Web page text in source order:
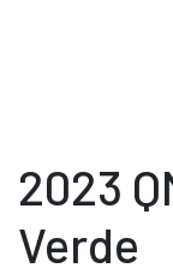
2023
Verde